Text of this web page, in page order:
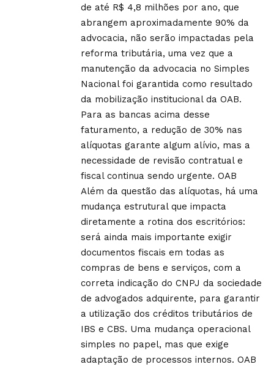
de até R$ 4,8 milhões por ano, que
abrangem aproximadamente 90% da
advocacia, não serão impactadas pela
reforma tributária, uma vez que a
manutenção da advocacia no Simples
Nacional foi garantida como resultado
da mobilização institucional da OAB.
Para as bancas acima desse
faturamento, a redução de 30% nas
alíquotas garante algum alívio, mas a
necessidade de revisão contratual e
fiscal continua sendo urgente. OAB
Além da questão das alíquotas, há uma
mudança estrutural que impacta
diretamente a rotina dos escritórios:
será ainda mais importante exigir
documentos fiscais em todas as
compras de bens e serviços, com a
correta indicação do CNPJ da sociedade
de advogados adquirente, para garantir
a utilização dos créditos tributários de
IBS e CBS. Uma mudança operacional
simples no papel, mas que exige
adaptação de processos internos. OAB